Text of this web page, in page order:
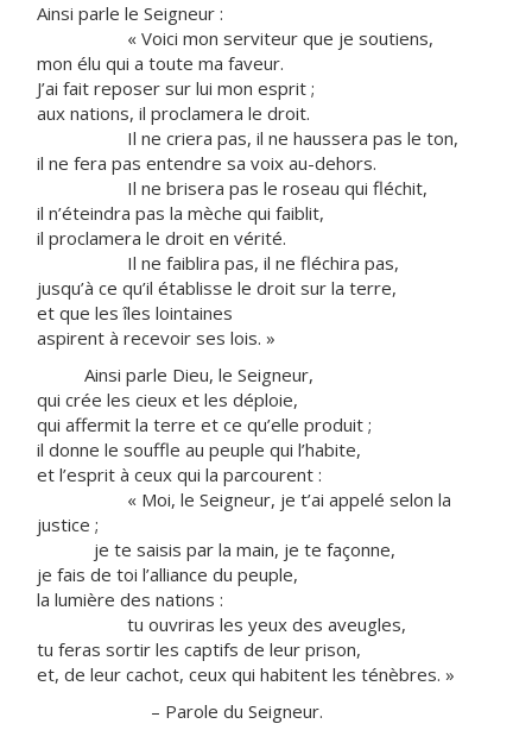
Ainsi parle le Seigneur :
« Voici mon serviteur que je soutiens,
mon élu qui a toute ma faveur.
J’ai fait reposer sur lui mon esprit ;
aux nations, il proclamera le droit.
Il ne criera pas, il ne haussera pas le ton,
il ne fera pas entendre sa voix au-dehors.
Il ne brisera pas le roseau qui fléchit,
il n’éteindra pas la mèche qui faiblit,
il proclamera le droit en vérité.
Il ne faiblira pas, il ne fléchira pas,
jusqu’à ce qu’il établisse le droit sur la terre,
et que les îles lointaines
aspirent à recevoir ses lois. »
Ainsi parle Dieu, le Seigneur,
qui crée les cieux et les déploie,
qui affermit la terre et ce qu’elle produit ;
il donne le souffle au peuple qui l’habite,
et l’esprit à ceux qui la parcourent :
« Moi, le Seigneur, je t’ai appelé selon la
justice ;
je te saisis par la main, je te façonne,
je fais de toi l’alliance du peuple,
la lumière des nations :
tu ouvriras les yeux des aveugles,
tu feras sortir les captifs de leur prison,
et, de leur cachot, ceux qui habitent les ténèbres. »
– Parole du Seigneur.